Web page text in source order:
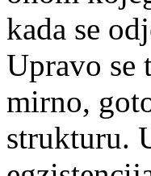
kada se
Upravo se
mirno,
strukturu.